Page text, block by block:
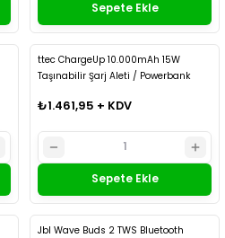
Sepete Ekle
ttec ChargeUp 10.000mAh 15W
Taşınabilir Şarj Aleti / Powerbank
₺1.461,95 + KDV
Sepete Ekle
Jbl Wave Buds 2 TWS Bluetooth